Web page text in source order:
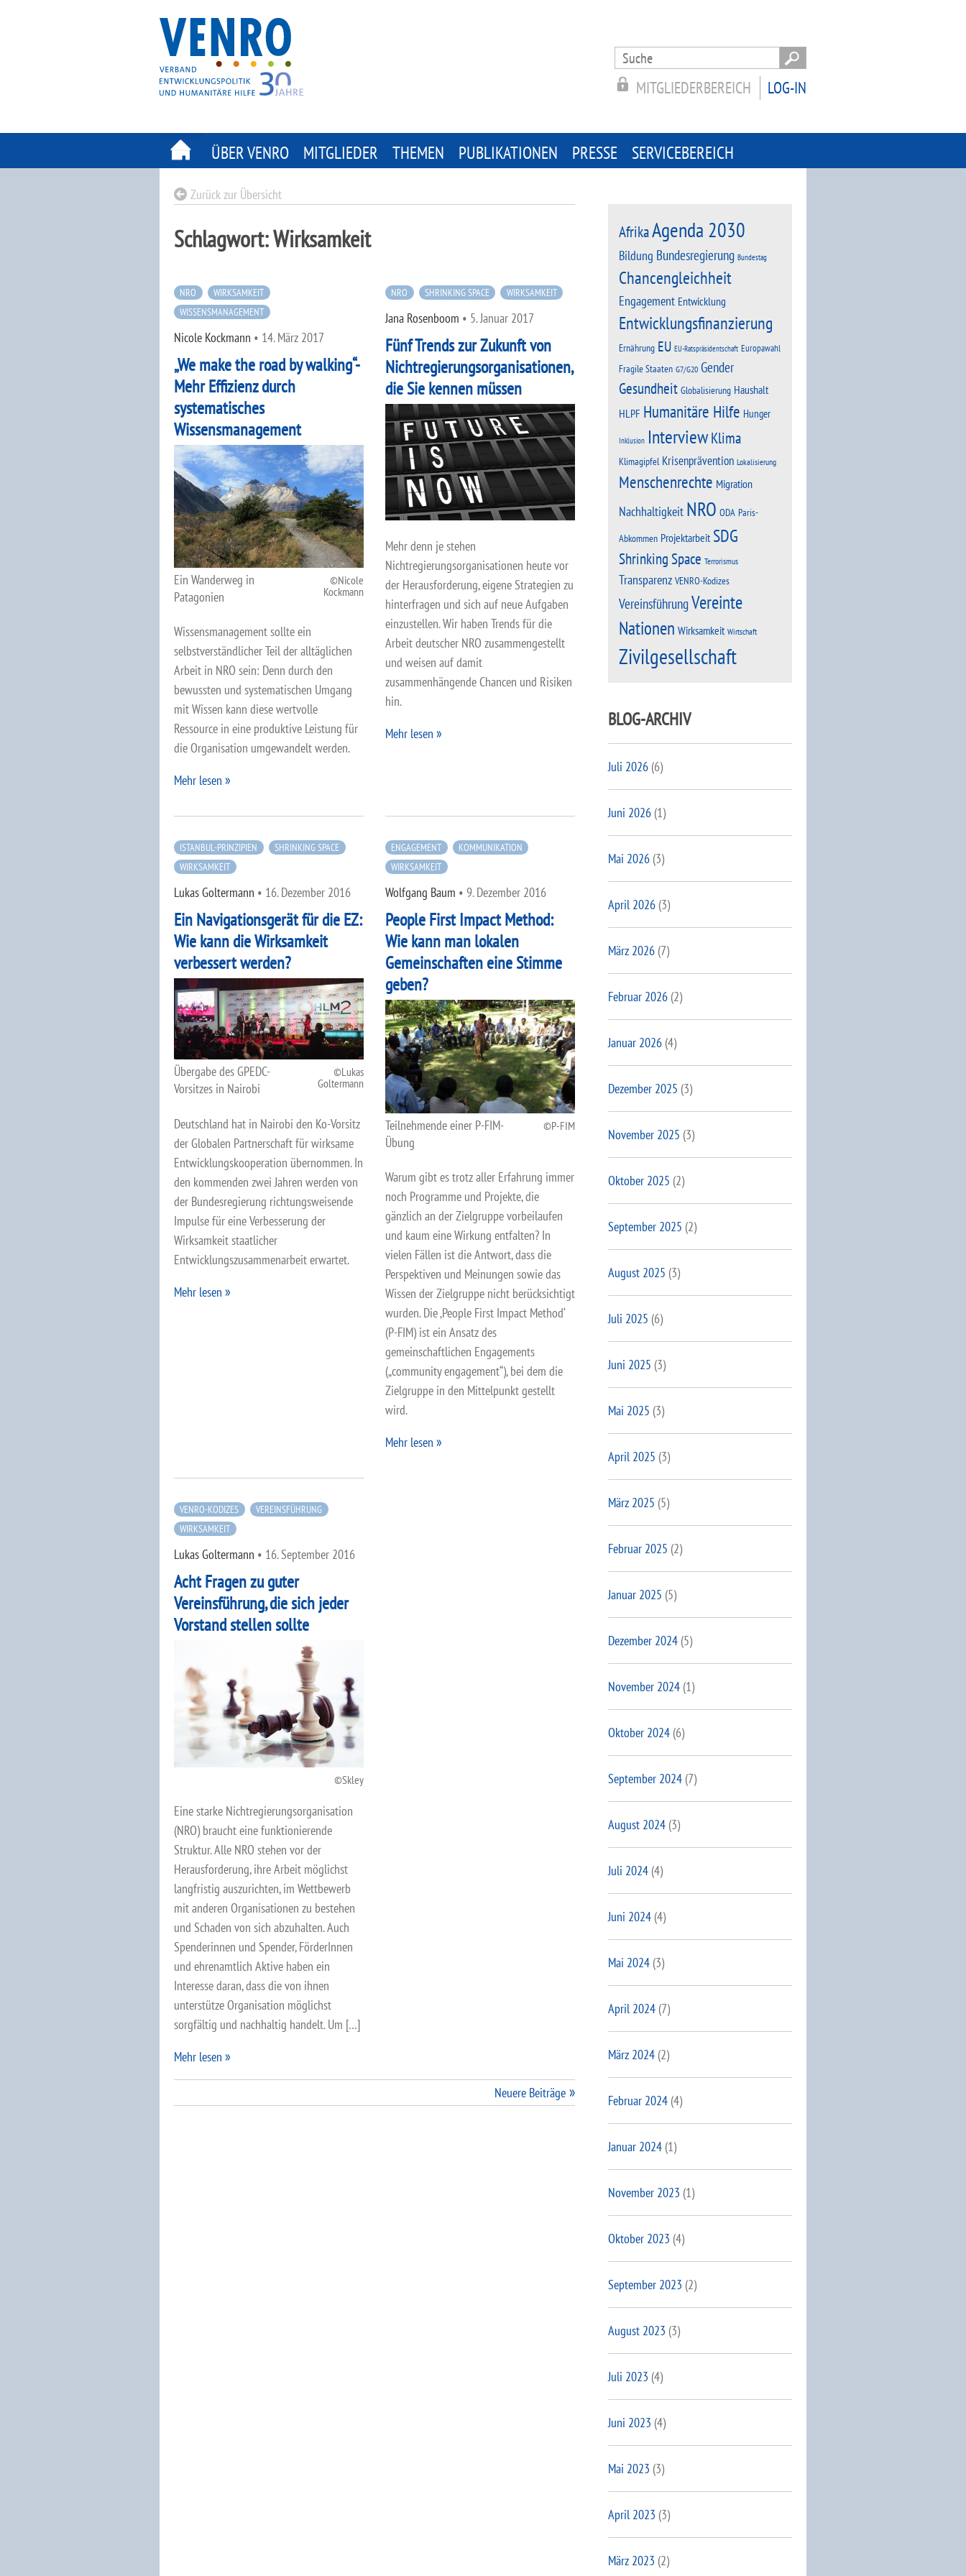
Search
for:
LOG-IN
MITGLIEDERBEREICH
ÜBER VENRO MITGLIEDER THEMEN PUBLIKATIONEN PRESSE SERVICEBEREICH
Zurück zur Übersicht
Schlagwort:Wirksamkeit
NRO
WIRKSAMKEIT
WISSENSMANAGEMENT
Nicole Kockmann • 14. März 2017
„We make the road by walking“-
Mehr Effizienz durch
systematisches
Wissensmanagement
Ein Wanderweg in
Patagonien
Nicole
Kockmann
Wissensmanagement sollte ein
selbstverständlicher Teil der alltäglichen
Arbeit in NRO sein: Denn durch den
bewussten und systematischen Umgang
mit Wissen kann diese wertvolle
Ressource in eine produktive Leistung für
die Organisation umgewandelt werden.
Mehr lesen
NRO SHRINKING SPACE WIRKSAMKEIT
Jana Rosenboom • 5. Januar 2017
Fünf Trends zur Zukunft von
Nichtregierungsorganisationen,
die Sie kennen müssen
Mehr denn je stehen
Nichtregierungsorganisationen heute vor
der Herausforderung, eigene Strategien zu
hinterfragen und sich auf neue Aufgaben
einzustellen. Wir haben Trends für die
Arbeit deutscher NRO zusammengestellt
und weisen auf damit
zusammenhängende Chancen und Risiken
hin.
Mehr lesen
ISTANBUL-PRINZIPIEN
SHRINKING SPACE
WIRKSAMKEIT
Lukas Goltermann • 16. Dezember 2016
Ein Navigationsgerät für die EZ:
Wie kann die Wirksamkeit
verbessert werden?
Übergabe des GPEDC-
Vorsitzes in Nairobi
Lukas
Goltermann
Deutschland hat in Nairobi den Ko-Vorsitz
der Globalen Partnerschaft für wirksame
Entwicklungskooperation übernommen. In
den kommenden zwei Jahren werden von
der Bundesregierung richtungsweisende
Impulse für eine Verbesserung der
Wirksamkeit staatlicher
Entwicklungszusammenarbeit erwartet.
Mehr lesen
ENGAGEMENT
KOMMUNIKATION
WIRKSAMKEIT
Wolfgang Baum • 9. Dezember 2016
People First Impact Method:
Wie kann man lokalen
Gemeinschaften eine Stimme
geben?
Teilnehmende einer P-FIM-
Übung
P-FIM
Warum gibt es trotz aller Erfahrung immer
noch Programme und Projekte, die
gänzlich an der Zielgruppe vorbeilaufen
und kaum eine Wirkung entfalten? In
vielen Fällen ist die Antwort, dass die
Perspektiven und Meinungen sowie das
Wissen der Zielgruppe nicht berücksichtigt
wurden. Die ‚People First Impact Method‘
(P-FIM) ist ein Ansatz des
gemeinschaftlichen Engagements
(„community engagement“), bei dem die
Zielgruppe in den Mittelpunkt gestellt
wird.
Mehr lesen
VENRO-KODIZES
VEREINSFÜHRUNG
WIRKSAMKEIT
Lukas Goltermann • 16. September 2016
Acht Fragen zu guter
Vereinsführung, die sich jeder
Vorstand stellen sollte
Skley
Eine starke Nichtregierungsorganisation
(NRO) braucht eine funktionierende
Struktur. Alle NRO stehen vor der
Herausforderung, ihre Arbeit möglichst
langfristig auszurichten, im Wettbewerb
mit anderen Organisationen zu bestehen
und Schaden von sich abzuhalten. Auch
Spenderinnen und Spender, FörderInnen
und ehrenamtlich Aktive haben ein
Interesse daran, dass die von ihnen
unterstütze Organisation möglichst
sorgfältig und nachhaltig handelt. Um […]
Mehr lesen
Neuere Beiträge
AfrikaAgenda 2030
Bildung Bundesregierung Bundestag
Chancengleichheit
Engagement Entwicklung
Entwicklungsfinanzierung
Ernährung EU EU-Ratspräsidentschaft Europawahl
Fragile Staaten G7/G20 Gender
Gesundheit Globalisierung Haushalt
HLPF Humanitäre Hilfe Hunger
Inklusion Interview Klima
Klimagipfel Krisenprävention Lokalisierung
Menschenrechte Migration
Nachhaltigkeit NRO ODA Paris-
Abkommen Projektarbeit SDG
Shrinking Space Terrorismus
Transparenz VENRO-Kodizes
VereinsführungVereinte
Nationen Wirksamkeit Wirtschaft
Zivilgesellschaft
BLOG-ARCHIV
Juli 2026(6)
Juni 2026(1)
Mai 2026(3)
April 2026(3)
März 2026(7)
Februar 2026(2)
Januar 2026(4)
Dezember 2025 (3)
November 2025 (3)
Oktober 2025 (2)
September 2025 (2)
August 2025 (3)
Juli 2025 (6)
Juni 2025 (3)
Mai 2025 (3)
April 2025 (3)
März 2025 (5)
Februar 2025 (2)
Januar 2025 (5)
Dezember 2024(5)
November 2024(1)
Oktober 2024(6)
September 2024(7)
August 2024(3)
Juli 2024(4)
Juni 2024(4)
Mai 2024(3)
April 2024(7)
März 2024(2)
Februar 2024(4)
Januar 2024(1)
November 2023 (1)
Oktober 2023 (4)
September 2023 (2)
August 2023 (3)
Juli 2023 (4)
Juni 2023 (4)
Mai 2023 (3)
April 2023 (3)
März 2023 (2)